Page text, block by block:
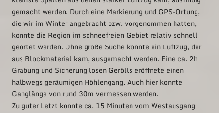
gemacht werden. Durch eine Markierung und GPS-Ortung,
die wir im Winter angebracht bzw. vorgenommen hatten,
konnte die Region im schneefreien Gebiet relativ schnell
geortet werden. Ohne große Suche konnte ein Luftzug, der
aus Blockmaterial kam, ausgemacht werden. Eine ca. 2h
Grabung und Sicherung losen Gerölls eröffnete einen
halbwegs geräumigen Höhlengang. Auch hier konnte
Ganglänge von rund 30m vermessen werden.
Zu guter Letzt konnte ca. 15 Minuten vom Westausgang